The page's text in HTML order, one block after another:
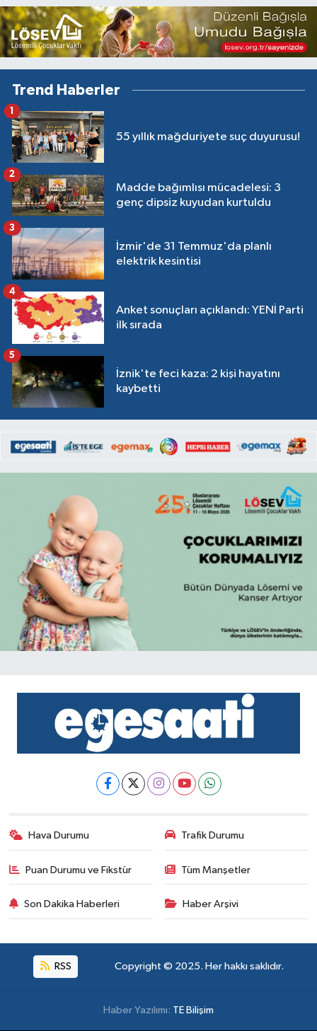
Trend Haberler
55 yıllık mağduriyete suç duyurusu!
1
Madde bağımlısı mücadelesi: 3
genç dipsiz kuyudan kurtuldu
2
İzmir'de 31 Temmuz'da planlı
elektrik kesintisi
3
Anket sonuçları açıklandı: YENİ Parti
ilk sırada
4
İznik'te feci kaza: 2 kişi hayatını
kaybetti
5
Hava Durumu Trafik Durumu
Puan Durumu ve Fikstür Tüm Manşetler
Son Dakika Haberleri Haber Arşivi
RSS Copyright © 2025. Her hakkı saklıdır.
Haber Yazılımı: TE Bilişim